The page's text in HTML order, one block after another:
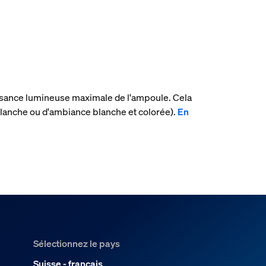
lumineuse maximale de l'ampoule. Cela
ou d'ambiance blanche et colorée). En
Sélectionnez le pays